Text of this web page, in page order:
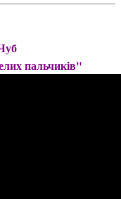
пальчиків"